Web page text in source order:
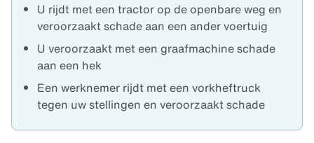
U rijdt met een tractor op de openbare weg en
veroorzaakt schade aan een ander voertuig
U veroorzaakt met een graafmachine schade
aan een hek
Een werknemer rijdt met een vorkheftruck
tegen uw stellingen en veroorzaakt schade